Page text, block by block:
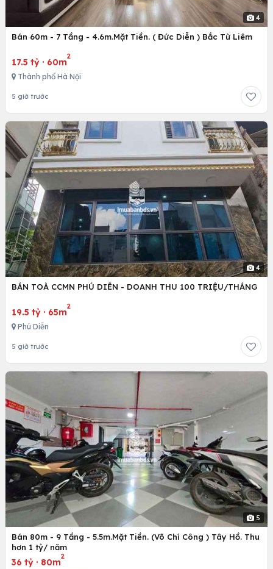
4
Bán 60m - 7 Tầng - 4.6m.Mặt Tiền. ( Đức Diễn ) Bắc Từ Liêm
17.5 tỷ · 60m
2
Thành phố Hà Nội
5 giờ trước
4
BÁN TOÀ CCMN PHÚ DIỄN - DOANH THU 100 TRIỆU/THÁNG
19.5 tỷ · 65m
2
Phú Diễn
5 giờ trước
5
Bán 80m - 9 Tầng - 5.5m.Mặt Tiền. (Võ Chí Công ) Tây Hồ. Thu
hơn 1 tỷ/ năm
36 tỷ · 80m
2